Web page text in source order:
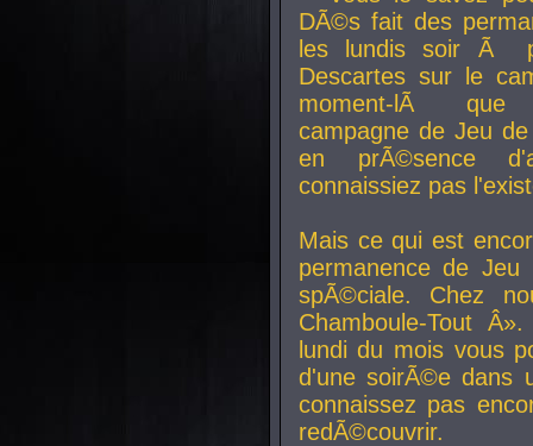
DÃ©s fait des
les lundis soir Ã
Descartes sur le
moment-lÃ que
campagne de Jeu
en prÃ©sence
connaissiez pas
Mais ce qui est
permanence de
spÃ©ciale. Chez
Chamboule-Tout
lundi du mois vous
d'une soirÃ©e dans
connaissez pas
redÃ©couvrir.